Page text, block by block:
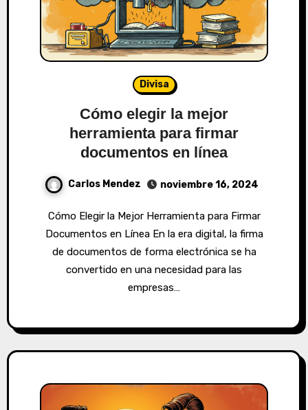
Divisa
Cómo elegir la mejor
herramienta para firmar
documentos en línea
Carlos Mendez noviembre 16, 2024
Cómo Elegir la Mejor Herramienta para Firmar
Documentos en Línea En la era digital, la firma
de documentos de forma electrónica se ha
convertido en una necesidad para las
empresas…